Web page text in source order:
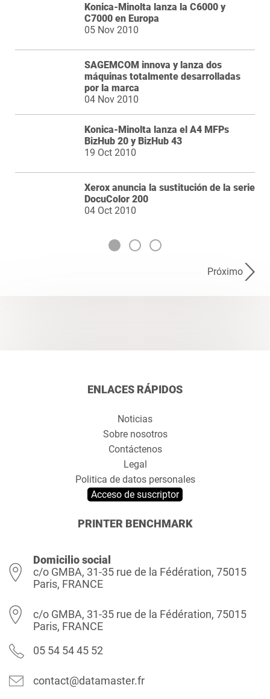
Konica-Minolta lanza la C6000 y
C7000 en Europa
05 Nov 2010
SAGEMCOM innova y lanza dos
máquinas totalmente desarrolladas
por la marca
04 Nov 2010
Konica-Minolta lanza el A4 MFPs
BizHub 20 y BizHub 43
19 Oct 2010
Xerox anuncia la sustitución de la serie
DocuColor 200
04 Oct 2010
Próximo
ENLACES RÁPIDOS
Noticias
Sobre nosotros
Contáctenos
Legal
Politica de datos personales
Acceso de suscriptor
PRINTER BENCHMARK
Domicilio social
c/o GMBA, 31-35 rue de la Fédération, 75015
Paris, FRANCE
c/o GMBA, 31-35 rue de la Fédération, 75015
Paris, FRANCE
05 54 54 45 52
contact@datamaster.fr